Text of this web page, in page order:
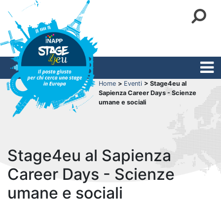
Home > Eventi > Stage4eu al
Sapienza Career Days - Scienze
umane e sociali
Stage4eu al Sapienza
Career Days - Scienze
umane e sociali